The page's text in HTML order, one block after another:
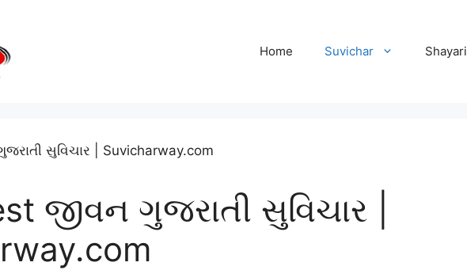
Home Suvichar Shayari
જીવન ગુજરાતી સુવિચાર |